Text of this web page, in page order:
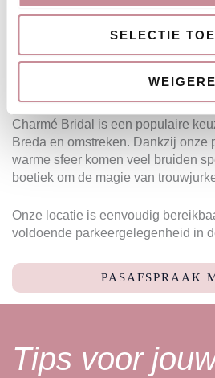
SELECTIE
Voor bruiden
en omgeving
Charmé Bridal is een populaire
Breda en omstreken. Dankzij onze
warme sfeer komen veel bruiden
boetiek om de magie van
Onze locatie is eenvoudig
voldoende parkeergelegenheid in
PASAFSPRAAK
Tips voor